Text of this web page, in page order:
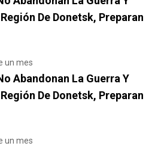
De Donetsk, Preparan
un mes
Abandonan La Guerra Y
De Donetsk, Preparan
un mes